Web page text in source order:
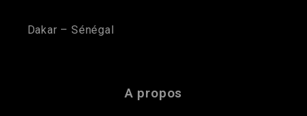
Dakar – Sénégal
A propos